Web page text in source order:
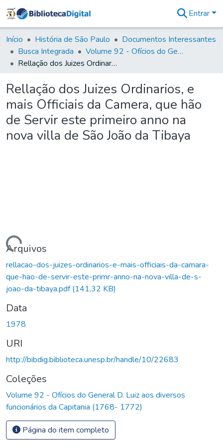
&
Coleções
Tudo na
Biblioteca
Estatísticas
Entrar
Início História de São Paulo
Documentos Interessantes
Busca Integrada
Volume 92 - Ofícios do General D. Luiz aos diversos funcionários da Capitania (1768- 1772)
Rellação dos Juizes Ordinarios, e mais Officiais da Camera, que hão de Servir este primeiro anno na nova villa de São João da Tibaya
Rellação dos Juizes Ordinarios, e
mais Officiais da Camera, que hão
de Servir este primeiro anno na
nova villa de São João da Tibaya
Carregando...
Arquivos
rellacao-dos-juizes-ordinarios-e-mais-officiais-da-camara-
que-hao-de-servir-este-primr-anno-na-nova-villa-de-s-
joao-da-tibaya.pdf(141,32 KB)
Data
1978
URI
http://bibdig.biblioteca.unesp.br/handle/10/22683
Coleções
Volume 92 - Ofícios do General D. Luiz aos diversos
funcionários da Capitania (1768- 1772)
Página do item completo